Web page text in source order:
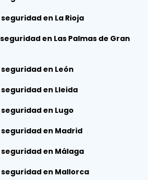
en La Rioja
en Las Palmas de Gran
en León
en Lleida
en Lugo
en Madrid
en Málaga
en Mallorca